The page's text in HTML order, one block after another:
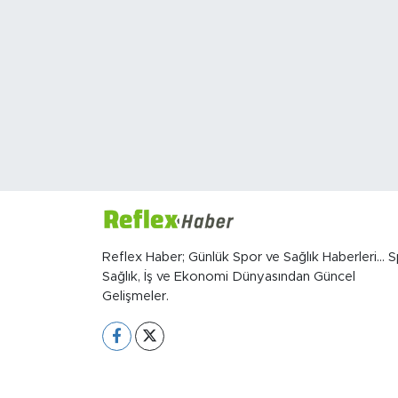
Reflex Haber; Günlük Spor ve Sağlık Haberleri...
Sağlık, İş ve Ekonomi Dünyasından Güncel
Gelişmeler.